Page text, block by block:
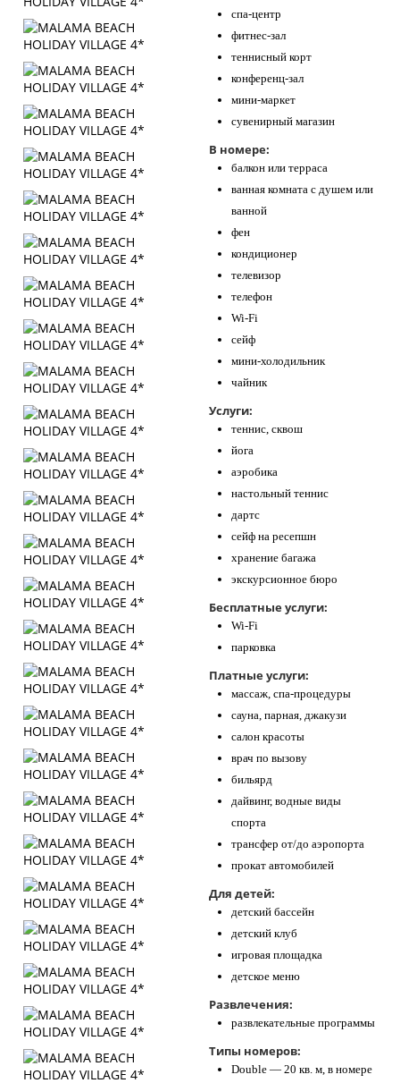
спа-центр
фитнес-зал
теннисный корт
конференц-зал
мини-маркет
сувенирный магазин
В номере:
балкон или терраса
ванная комната с душем или
ванной
фен
кондиционер
телевизор
телефон
Wi-Fi
сейф
мини-холодильник
чайник
Услуги:
теннис, сквош
йога
аэробика
настольный теннис
дартс
сейф на ресепшн
хранение багажа
экскурсионное бюро
Бесплатные услуги:
Wi-Fi
парковка
Платные услуги:
массаж, спа-процедуры
сауна, парная, джакузи
салон красоты
врач по вызову
бильярд
дайвинг, водные виды
спорта
трансфер от/до аэропорта
прокат автомобилей
Для детей:
детский бассейн
детский клуб
игровая площадка
детское меню
Развлечения:
развлекательные программы
Типы номеров:
Double — 20 кв. м, в номере